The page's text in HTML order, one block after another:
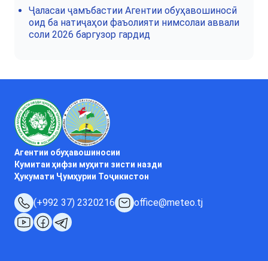
Ҷаласаи ҷамъбастии Агентии обуҳавошиносӣ
оид ба натиҷаҳои фаъолияти нимсолаи аввали
соли 2026 баргузор гардид
Агентии обуҳавошиносии
Кумитаи ҳифзи муҳити зисти назди
Ҳукумати Ҷумҳурии Тоҷикистон
(+992 37) 2320216 office@meteo.tj